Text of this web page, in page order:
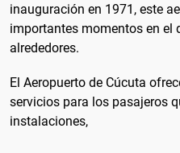
inauguración en 1971, este
importantes momentos en el
alrededores.
El Aeropuerto de Cúcuta
servicios para los pasajeros
instalaciones,